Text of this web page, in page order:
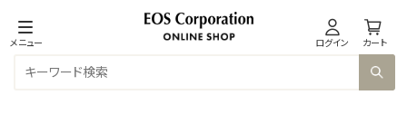
メニュー ログイン カート